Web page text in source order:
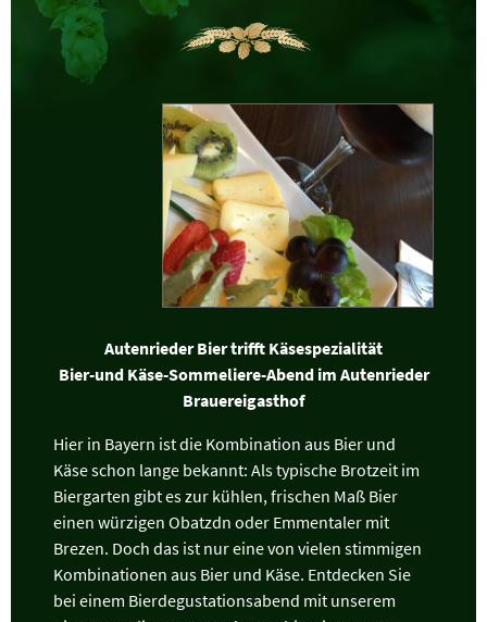
Autenrieder Bier trifft Käsespezialität
Bier-und Käse-Sommeliere-Abend im Autenrieder
Brauereigasthof
Hier in Bayern ist die Kombination aus Bier und
Käse schon lange bekannt: Als typische Brotzeit im
Biergarten gibt es zur kühlen, frischen Maß Bier
einen würzigen Obatzdn oder Emmentaler mit
Brezen. Doch das ist nur eine von vielen stimmigen
Kombinationen aus Bier und Käse. Entdecken Sie
bei einem Bierdegustationsabend mit unserem